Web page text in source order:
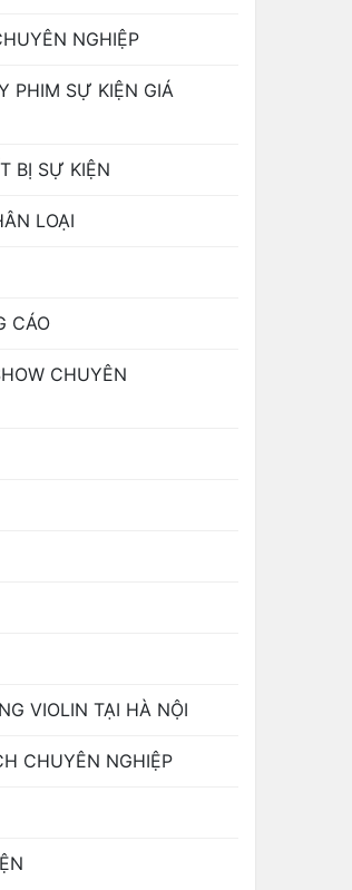
NGHIỆP
PHIM SỰ KIỆN GIÁ
BỊ SỰ KIỆN
LOẠI
CÁO
CHUYÊN
VIOLIN TẠI HÀ NỘI
CHUYÊN NGHIỆP